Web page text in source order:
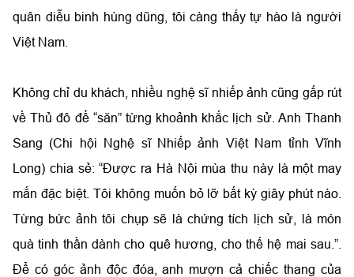
quân diễu binh hùng dũng, tôi càng thấy tự hào là người
Việt Nam.
Không chỉ du khách, nhiều nghệ sĩ nhiếp ảnh cũng gấp rút
về Thủ đô để “săn” từng khoảnh khắc lịch sử. Anh Thanh
Sang (Chi hội Nghệ sĩ Nhiếp ảnh Việt Nam tỉnh Vĩnh
Long) chia sẻ: “Được ra Hà Nội mùa thu này là một may
mắn đặc biệt. Tôi không muốn bỏ lỡ bất kỳ giây phút nào.
Từng bức ảnh tôi chụp sẽ là chứng tích lịch sử, là món
quà tinh thần dành cho quê hương, cho thế hệ mai sau.”.
Để có góc ảnh độc đóa, anh mượn cả chiếc thang của